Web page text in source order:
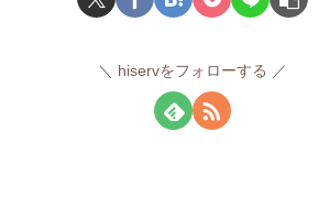
hiservをフォローする